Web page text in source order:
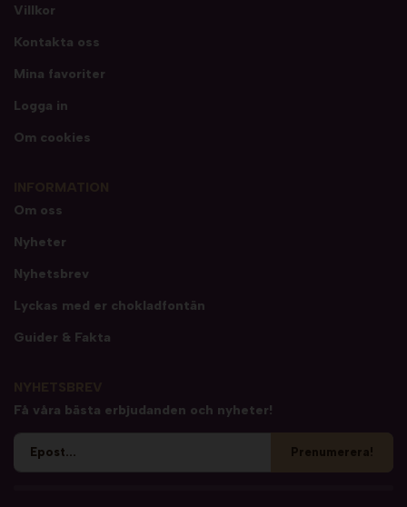
Villkor
Kontakta oss
Mina favoriter
Logga in
Om cookies
Om oss
Nyheter
Nyhetsbrev
Lyckas med er chokladfontän
Guider & Fakta
Få våra bästa erbjudanden och nyheter!
Prenumerera!